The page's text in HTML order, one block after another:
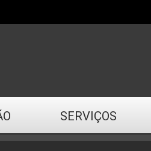
SERVIÇOS